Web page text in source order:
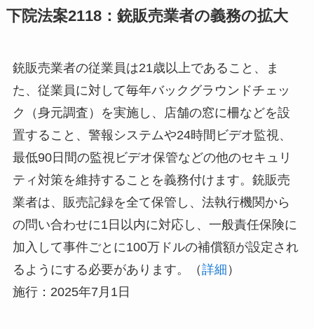
下院法案2118：銃販売業者の義務の拡大
銃販売業者の従業員は21歳以上であること、ま
た、従業員に対して毎年バックグラウンドチェッ
ク（身元調査）を実施し、店舗の窓に柵などを設
置すること、警報システムや24時間ビデオ監視、
最低90日間の監視ビデオ保管などの他のセキュリ
ティ対策を維持することを義務付けます。銃販売
業者は、販売記録を全て保管し、法執行機関から
の問い合わせに1日以内に対応し、一般責任保険に
加入して事件ごとに100万ドルの補償額が設定され
るようにする必要があります。（詳細 ）
施行：2025年7月1日